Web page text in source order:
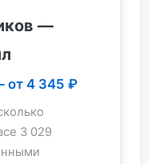
—
от 4 345 ₽
3 029